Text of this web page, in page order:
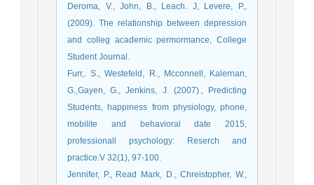
Deroma, V., John, B., Leach. J, Levere, P.,
(2009). The relationship between depression
and colleg academic permormance, College
Student Journal.
Furr,. S., Westefeld, R., Mcconnell, Kalernan,
G.,Gayen, G., Jenkins, J. (2007)., Predicting
Students, happiness from physiology, phone,
mobilite and behavioral date 2015,
professionall psychology: Reserch and
practice.V 32(1), 97-100.
Jennifer, P., Read Mark, D., Chreistopher, W.,